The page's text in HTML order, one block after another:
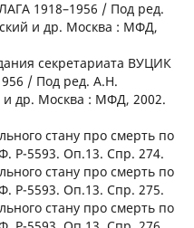
1918–1956 / Под ред.
и др. Москва : МФД,
секретариата ВУЦИК
/ Под ред. А.Н.
и др. Москва : МФД, 2002.
стану про смерть по
Р-5593. Оп.13. Спр. 274.
стану про смерть по
Р-5593. Оп.13. Спр. 275.
стану про смерть по